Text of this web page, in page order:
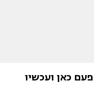
כאן ועכשיו